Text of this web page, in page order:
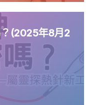
(2025年8月2